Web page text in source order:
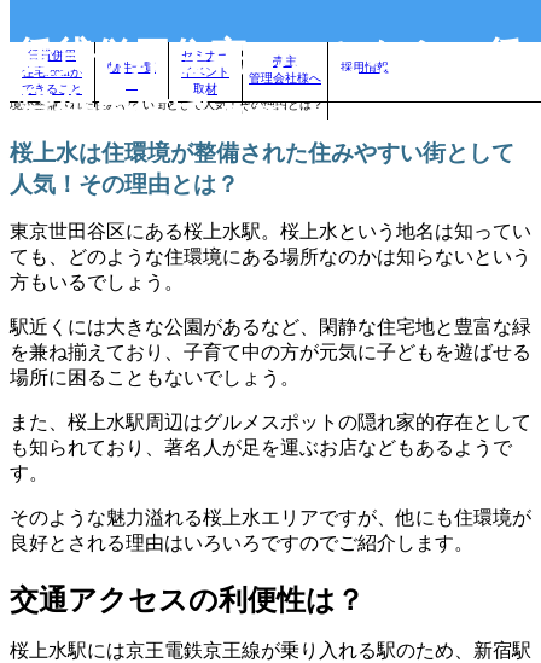
賃貸併用住宅のことなら、賃
貸併用住宅.com
自分に合った賃貸併用住宅を見つけよう！｜>賃貸併用住宅のお役立ちコラム
境が整備された住みやすい街として人気！その理由とは？
桜上水は住環境が整備された住みやすい街として
人気！その理由とは？
東京世田谷区にある桜上水駅。桜上水という地名は知ってい
ても、どのような住環境にある場所なのかは知らないという
方もいるでしょう。
駅近くには大きな公園があるなど、閑静な住宅地と豊富な緑
を兼ね揃えており、子育て中の方が元気に子どもを遊ばせる
場所に困ることもないでしょう。
また、桜上水駅周辺はグルメスポットの隠れ家的存在として
も知られており、著名人が足を運ぶお店などもあるようで
す。
そのような魅力溢れる桜上水エリアですが、他にも住環境が
良好とされる理由はいろいろですのでご紹介します。
交通アクセスの利便性は？
桜上水駅には京王電鉄京王線が乗り入れる駅のため、新宿駅
賃貸併用
住宅.comが
できること
物件一覧
セミナー
イベント
取材
売主
管理会社様へ
採用情報